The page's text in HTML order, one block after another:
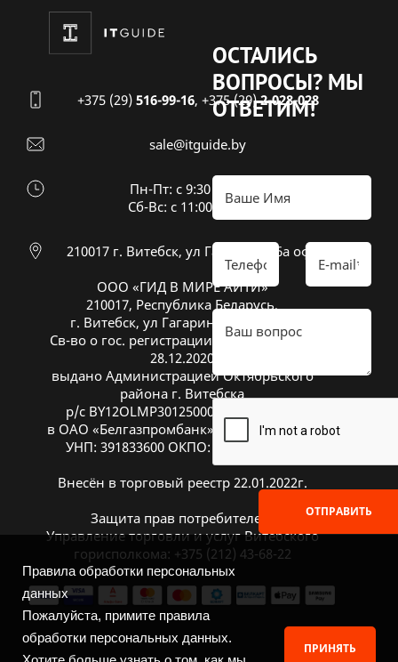
+375 (29) 516-99-16, +375 (29)2-028-028
sale@itguide.by
Пн-Пт: с 9:30 до 18:30
Cб-Вс: с 11:00 до 16:00
210017 г. Витебск, ул Гагарина 26а оф 20
ООО «ГИД В МИРЕ АЙТИ»
210017, Республика Беларусь,
г. Витебск, ул Гагарина 26А, оф. 20
Св-во о гос. регистрации № 391833600 от
28.12.2020
выдано Администрацией Октябрьского
района г. Витебска
р/с BY12OLMP30125000269700000933
в ОАО «Белгазпромбанк», код OLMPBY2X
УНП: 391833600 ОКПО: 504669272000
Внесён в торговый реестр 22.01.2022г.
Защита прав потребителей:
Управление торговли и услуг Витебского
горисполкома: +375 (212) 43-68-22
ОСТАЛИСЬ
ВОПРОСЫ? МЫ
ОТВЕТИМ!
ОТПРАВИТЬ
Правила обработки персональных
данных
Пожалуйста, примите правила
обработки персональных данных.
ПРИНЯТЬ